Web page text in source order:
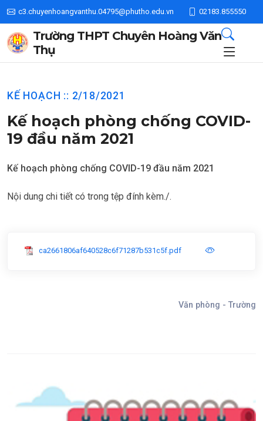
c3.chuyenhoangvanthu.04795@phutho.edu.vn 02183.855550
Trường THPT Chuyên Hoàng Văn
Thụ
KẾ HOẠCH :: 2/18/2021
Kế hoạch phòng chống COVID-
19 đầu năm 2021
Kế hoạch phòng chống COVID-19 đầu năm 2021
Nội dung chi tiết có trong tệp đính kèm./.
ca2661806af640528c6f71287b531c5f.pdf
Văn phòng - Trường